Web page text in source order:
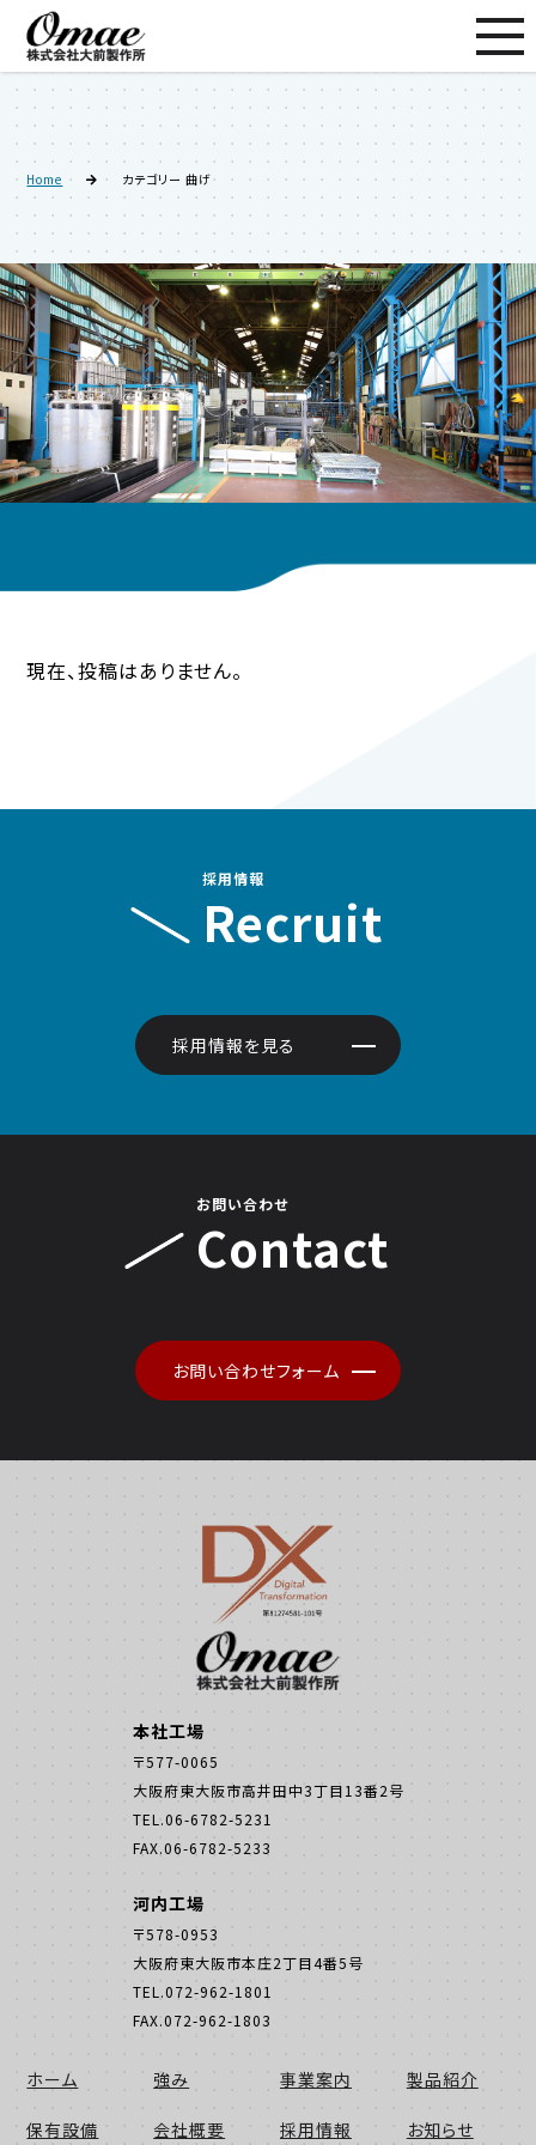
Home カテゴリー 曲げ
現在、投稿はありません。
採用情報
Recruit
採用情報を見る
お問い合わせ
Contact
お問い合わせフォーム
本社工場
〒577-0065
大阪府東大阪市高井田中3丁目13番2号
TEL.06-6782-5231
FAX.06-6782-5233
河内工場
〒578-0953
大阪府東大阪市本庄2丁目4番5号
TEL.072-962-1801
FAX.072-962-1803
ホーム 強み 事業案内 製品紹介
保有設備 会社概要 採用情報 お知らせ